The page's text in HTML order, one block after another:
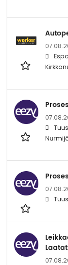
Laatat